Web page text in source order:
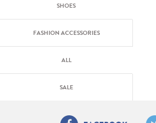
SHOES
FASHION ACCESSORIES
ALL
SALE